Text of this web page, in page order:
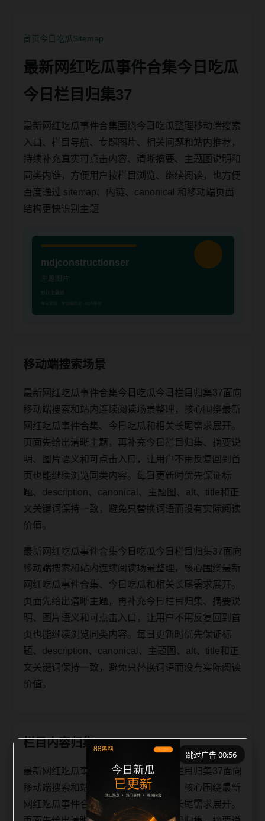
首页今日吃瓜Sitemap
最新网红吃瓜事件合集今日吃瓜
今日栏目归集37
最新网红吃瓜事件合集围绕今日吃瓜整理移动端搜索
入口、栏目导航、专题图片、相关问题和站内推荐，
持续补充真实可点击内容、清晰摘要、主题图说明和
同类内链，方便用户按栏目浏览、继续阅读，也方便
百度通过 sitemap、内链、canonical 和移动端页面
结构更快识别主题
移动端搜索场景
最新网红吃瓜事件合集今日吃瓜今日栏目归集37面向
移动端搜索和站内连续阅读场景整理，核心围绕最新
网红吃瓜事件合集、今日吃瓜和相关长尾需求展开。
页面先给出清晰主题，再补充今日栏目归集、摘要说
明、图片语义和可点击入口，让用户不用反复回到首
页也能继续浏览同类内容。每日更新时优先保证标
题、description、canonical、主题图、alt、title和正
文关键词保持一致，避免只替换词语而没有实际阅读
价值。
最新网红吃瓜事件合集今日吃瓜今日栏目归集37面向
移动端搜索和站内连续阅读场景整理，核心围绕最新
网红吃瓜事件合集、今日吃瓜和相关长尾需求展开。
页面先给出清晰主题，再补充今日栏目归集、摘要说
明、图片语义和可点击入口，让用户不用反复回到首
页也能继续浏览同类内容。每日更新时优先保证标
题、description、canonical、主题图、alt、title和正
文关键词保持一致，避免只替换词语而没有实际阅读
价值。
栏目内容归集
最新网红吃瓜事件合集今日吃瓜今日栏目归集37面向
移动端搜索和站内连续阅读场景整理，核心围绕最新
网红吃瓜事件合集、今日吃瓜和相关长尾需求展开。
跳过广告 00:56